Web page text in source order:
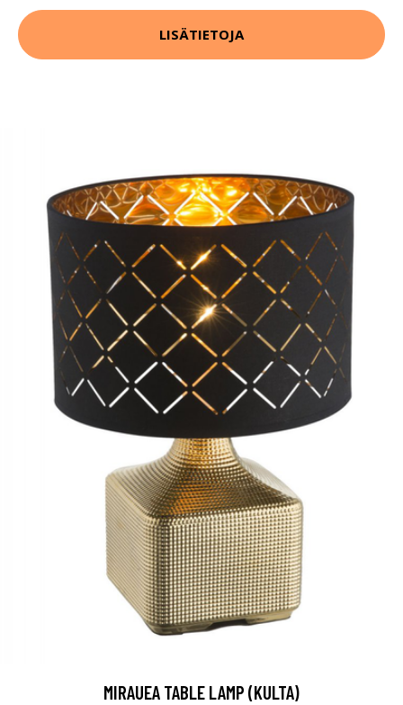
LISÄTIETOJA
MIRAUEA TABLE LAMP (KULTA)